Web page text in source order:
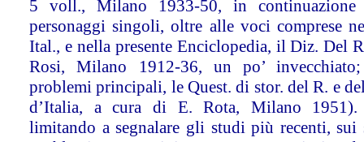
5 voll., Milano 1933-50, in
personaggi singoli, oltre alle voci comprese
Ital., e nella presente Enciclopedia, il Diz. Del
Rosi, Milano 1912-36, un po’
problemi principali, le Quest. di stor. del R. e
d’Italia, a cura di E. Rota, Milano 1951).
limitando a segnalare gli studi più recenti, sui